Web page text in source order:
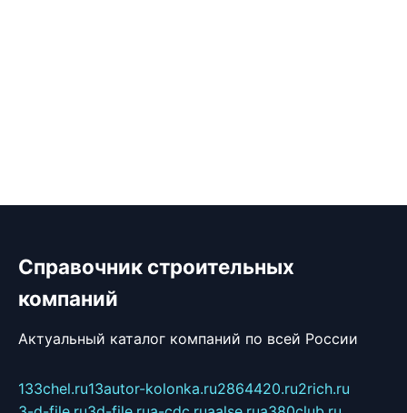
Справочник строительных
компаний
Актуальный каталог компаний по всей России
133chel.ru13autor-kolonka.ru2864420.ru2rich.ru